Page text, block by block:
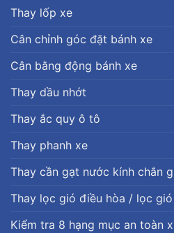
Thay lốp xe
Cân chỉnh góc đặt bánh xe
Cân bằng động bánh xe
Thay dầu nhớt
Thay ắc quy ô tô
Thay phanh xe
Thay cần gạt nước kính chắn
Thay lọc gió điều hòa / lọc
Kiểm tra 8 hạng mục an toàn